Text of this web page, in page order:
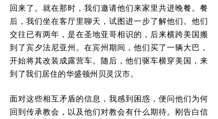
回来了。就在那时，我们邀请他们来家里共进晚餐。餐
后，我们坐在客厅里聊天，试图进一步了解他们。他们
交往已有两年，是在圣地亚哥相识的，后来横跨美国搬
到了宾夕法尼亚州。在宾州期间，他们买了一辆大巴，
开始将其改装成露营车。随后，他们驱车横穿美国，来
到了我们居住的华盛顿州贝灵汉市。
面对这些相互矛盾的信息，我感到困惑，便问他们为何
回到传承教会，以及他们对教会有什么期待。刚告白信